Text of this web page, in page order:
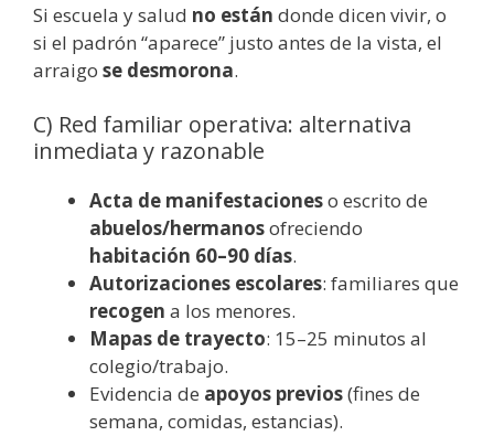
Si escuela y salud no están donde dicen vivir, o
si el padrón “aparece” justo antes de la vista, el
arraigo se desmorona.
C) Red familiar operativa: alternativa
inmediata y razonable
Acta de manifestacioneso escrito de
abuelos/hermanosofreciendo
habitación 60–90 días.
Autorizaciones escolares: familiares que
recogen a los menores.
Mapas de trayecto: 15–25 minutos al
colegio/trabajo.
Evidencia de apoyos previos(fines de
semana, comidas, estancias).